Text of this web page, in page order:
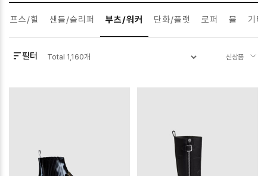
펌프스/힐 샌들/슬리퍼 부츠/워커 단화/플랫 로퍼 뮬 기타
필터 Total 1,160개